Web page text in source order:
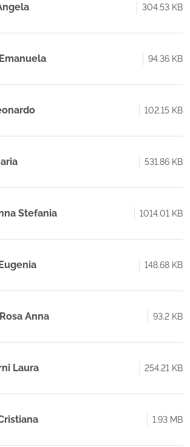
304.53 KB
94.36 KB
102.15 KB
531.86 KB
Stefania 1014.01 KB
148.68 KB
Anna 93.2 KB
Laura 254.21 KB
1.93 MB